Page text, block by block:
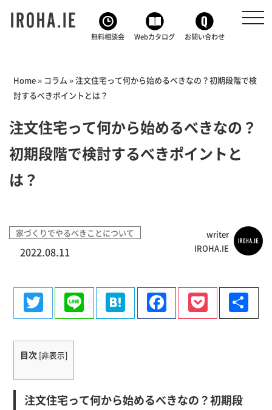
無料相談会 Webカタログ お問い合わせ
Home» コラム »注文住宅って何から始めるべきなの？初期段階で検
討するべきポイントとは？
注文住宅って何から始めるべきなの？
初期段階で検討するべきポイントと
は？
家づくりでやるべきことについて
2022.08.11
writer
IROHA.IE
TwitterLine HatenaFacebook
Pocket
有
目次 [非表示]
注文住宅って何から始めるべきなの？初期段